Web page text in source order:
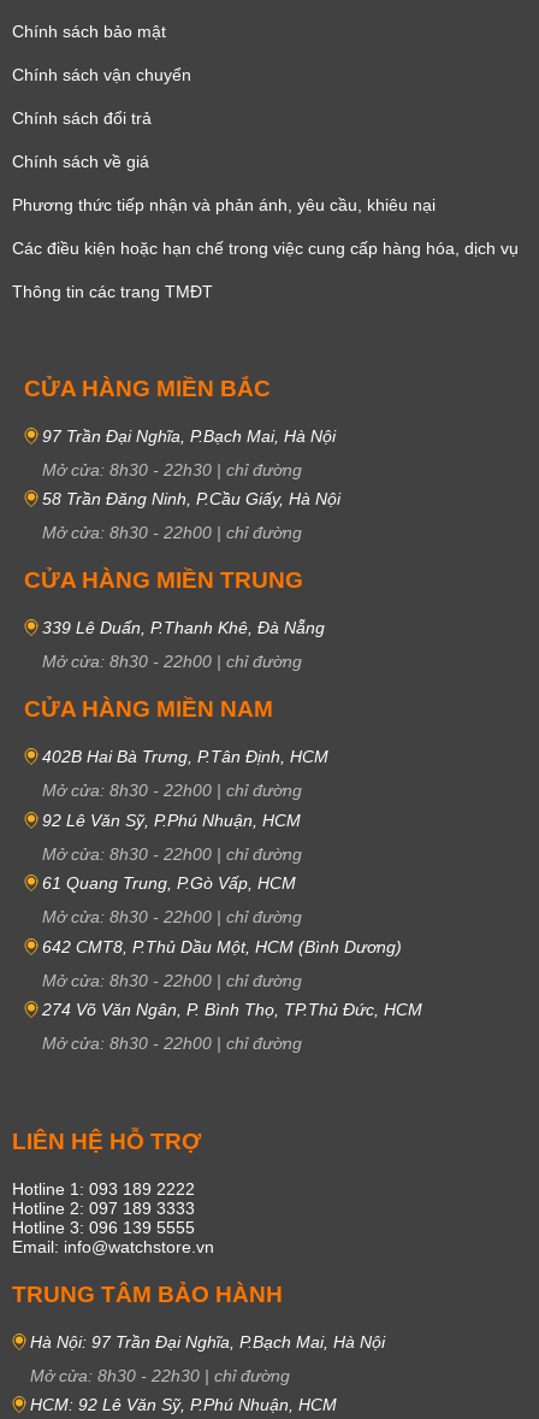
Chính sách bảo mật
Chính sách vận chuyển
Chính sách đổi trả
Chính sách về giá
Phương thức tiếp nhận và phản ánh, yêu cầu, khiêu nại
Các điều kiện hoặc hạn chế trong việc cung cấp hàng hóa, dịch vụ
Thông tin các trang TMĐT
CỬA HÀNG MIỀN BẮC
97 Trần Đại Nghĩa, P.Bạch Mai, Hà Nội
Mở cửa: 8h30 - 22h30 | chỉ đường
58 Trần Đăng Ninh, P.Cầu Giấy, Hà Nội
Mở cửa: 8h30 - 22h00 | chỉ đường
CỬA HÀNG MIỀN TRUNG
339 Lê Duẩn, P.Thanh Khê, Đà Nẵng
Mở cửa: 8h30 - 22h00 | chỉ đường
CỬA HÀNG MIỀN NAM
402B Hai Bà Trưng, P.Tân Định, HCM
Mở cửa: 8h30 - 22h00 | chỉ đường
92 Lê Văn Sỹ, P.Phú Nhuận, HCM
Mở cửa: 8h30 - 22h00 | chỉ đường
61 Quang Trung, P.Gò Vấp, HCM
Mở cửa: 8h30 - 22h00 | chỉ đường
642 CMT8, P.Thủ Dầu Một, HCM (Bình Dương)
Mở cửa: 8h30 - 22h00 | chỉ đường
274 Võ Văn Ngân, P. Bình Thọ, TP.Thủ Đức, HCM
Mở cửa: 8h30 - 22h00 | chỉ đường
LIÊN HỆ HỖ TRỢ
Hotline 1: 093 189 2222
Hotline 2: 097 189 3333
Hotline 3: 096 139 5555
Email: info@watchstore.vn
TRUNG TÂM BẢO HÀNH
Hà Nội: 97 Trần Đại Nghĩa, P.Bạch Mai, Hà Nội
Mở cửa: 8h30 - 22h30 | chỉ đường
HCM: 92 Lê Văn Sỹ, P.Phú Nhuận, HCM